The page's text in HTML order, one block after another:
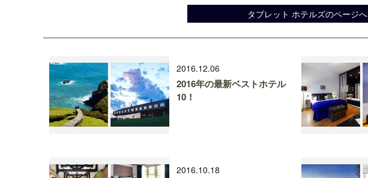
タブレット ホテルズのページへ
2016.12.06
2016年の最新ベストホテル
10！
2016.10.18